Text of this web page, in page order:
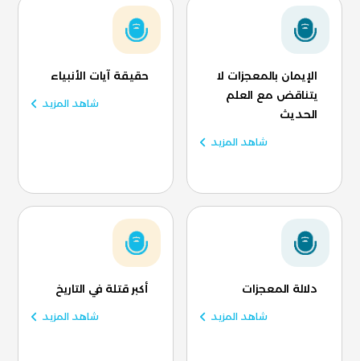
الإيمان بالمعجزات لا
يتناقض مع العلم
الحديث
شاهد المزيد
حقيقة آيات الأنبياء
شاهد المزيد
دلالة المعجزات
شاهد المزيد
أكبر قتلة في التاريخ
شاهد المزيد